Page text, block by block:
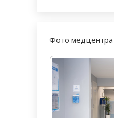
Фото медцентра